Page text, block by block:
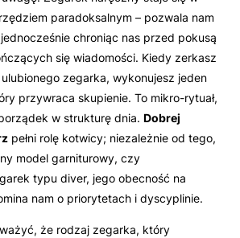
paradoksalnym – pozwala nam
chroniąc nas przed pokusą
się wiadomości. Kiedy zerkasz
zegarka, wykonujesz jeden
przywraca skupienie. To mikro-rytuał,
w strukturę dnia. Dobrej
pełni rolę kotwicy; niezależnie od tego,
model garniturowy, czy
typu diver, jego obecność na
nam o priorytetach i dyscyplinie.
że rodzaj zegarka, który